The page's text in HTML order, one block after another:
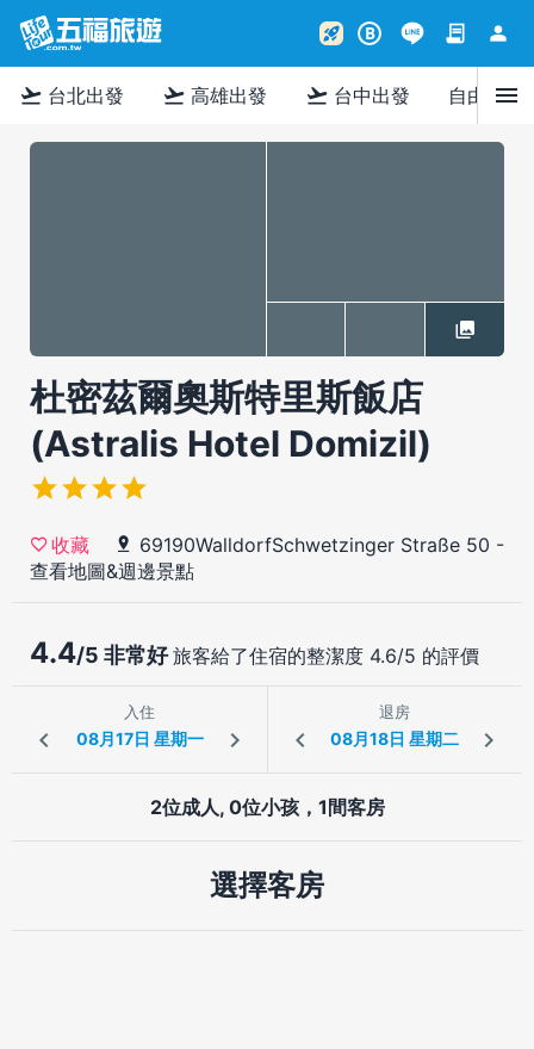
rocket_launch B contract person
flight_takeoff 台北出發 flight_takeoff 高雄出發 flight_takeoff 台中出發 自由行menu
杜密茲爾奧斯特里斯飯店
(Astralis Hotel Domizil)
收藏 69190WalldorfSchwetzinger Straße 50 -
查看地圖&週邊景點
4.4/5 非常好旅客給了住宿的整潔度 4.6/5 的評價
入住 退房
2位成人, 0位小孩，1間客房
選擇客房